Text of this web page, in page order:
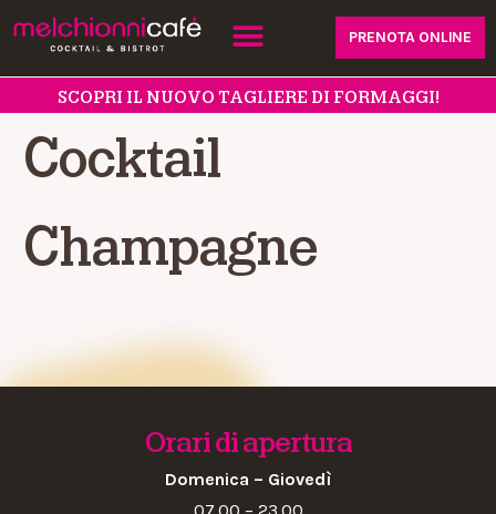
PRENOTA ONLINE
SCOPRI IL NUOVO TAGLIERE DI FORMAGGI!
Cocktail
Champagne
Orari di apertura
Domenica – Giovedì